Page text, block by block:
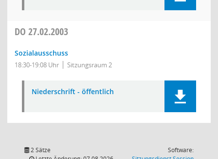
DO 27.02.2003
Sozialausschuss
18:30-19:08 Uhr Sitzungsraum 2
Niederschrift - öffentlich
2 Sätze
Software: